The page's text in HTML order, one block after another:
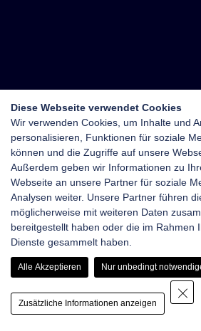
Diese Webseite verwendet Cookies
Wir verwenden Cookies, um Inhalte und
personalisieren, Funktionen für soziale
können und die Zugriffe auf unsere
Außerdem geben wir Informationen zu
Webseite an unsere Partner für soziale
Analysen weiter. Unsere Partner führen
möglicherweise mit weiteren Daten
bereitgestellt haben oder die im Rahmen
Dienste gesammelt haben.
Alle Akzeptieren Nur unbedingt
Zusätzliche Informationen anzeigen